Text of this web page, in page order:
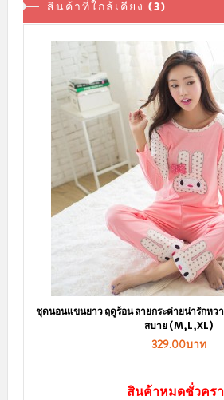
สินค้าที่ใกล้เคียง (3)
ชุดนอนแขนยาว ฤดูร้อน ลายกระต่ายน่ารักหวา
สบาย (M,L,XL)
329.00บาท
สินค้าหมดชั่วคร